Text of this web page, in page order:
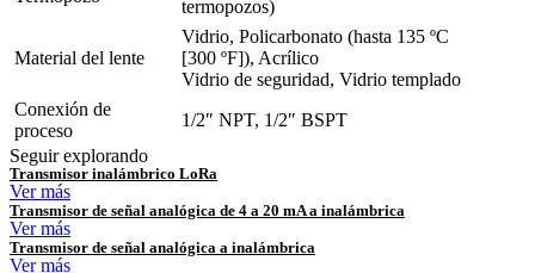
termopozos)
Material del lente
Vidrio, Policarbonato (hasta 135 ºC
[300 ºF]), Acrílico
Vidrio de seguridad, Vidrio templado
Conexión de
proceso
1/2″ NPT, 1/2″ BSPT
Seguir explorando
Transmisor inalámbrico LoRa
Ver más
Transmisor de señal analógica de 4 a 20 mA a inalámbrica
Ver más
Transmisor de señal analógica a inalámbrica
Ver más